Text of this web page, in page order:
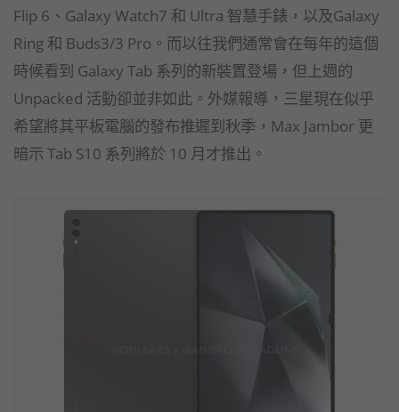
Flip 6、Galaxy Watch7 和 Ultra 智慧手錶，以及Galaxy
Ring 和 Buds3/3 Pro。而以往我們通常會在每年的這個
時候看到 Galaxy Tab 系列的新裝置登場，但上週的
Unpacked 活動卻並非如此。外媒報導，三星現在似乎
希望將其平板電腦的發布推遲到秋季，Max Jambor 更
暗示 Tab S10 系列將於 10 月才推出。